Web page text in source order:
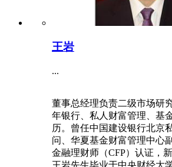
王岩
...
董事总经理负责二级市场研
年银行、私人财富管理、基
历。曾任中国建设银行北京
问、华夏基金财富管理中心
金融理财师（CFP）认证，
王岩先生毕业于中央财经大